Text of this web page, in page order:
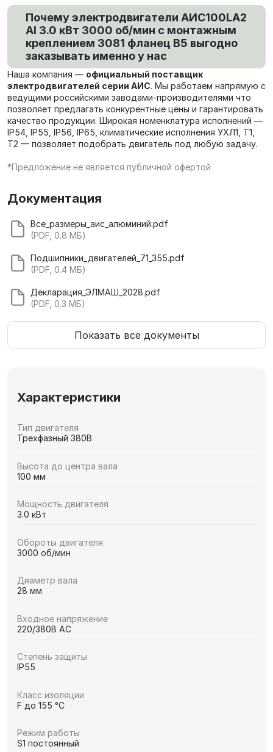
Почему электродвигатели AИC100LA2
Al 3.0 кВт 3000 об/мин с монтажным
креплением 3081 фланец В5 выгодно
заказывать именно у нас
Наша компания — официальный поставщик
электродвигателей серии АИС. Мы работаем напрямую с
ведущими российскими заводами-производителями что
позволяет предлагать конкурентные цены и гарантировать
качество продукции. Широкая номенклатура исполнений —
IP54, IP55, IP56, IP65, климатические исполнения УХЛ1, Т1,
Т2 — позволяет подобрать двигатель под любую задачу.
*Предложение не является публичной офертой
Документация
Все_размеры_аис_алюминий.pdf
(PDF, 0.8 МБ)
Подшипники_двигателей_71_355.pdf
(PDF, 0.4 МБ)
Декларация_ЭЛМАШ_2028.pdf
(PDF, 0.3 МБ)
Показать все документы
Характеристики
Тип двигателя
Трехфазный 380В
Высота до центра вала
100 мм
Мощность двигателя
3.0 кВт
Обороты двигателя
3000 об/мин
Диаметр вала
28 мм
Входное напряжение
220/380В AC
Степень защиты
IP55
Класс изоляции
F до 155 °C
Режим работы
S1 постоянный